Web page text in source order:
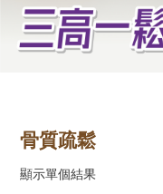
骨質疏鬆
顯示單個結果